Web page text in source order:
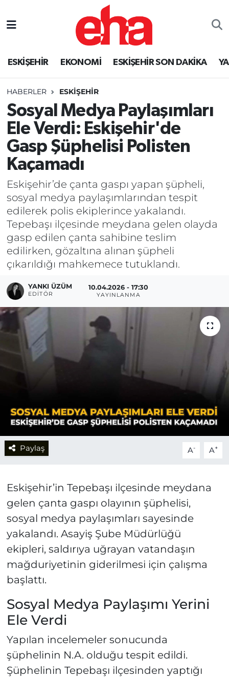
ESKİŞEHİR EKONOMİ ESKİŞEHİR SON DAKİKA
HABERLER ESKİŞEHİR
Sosyal Medya Paylaşımları
Ele Verdi: Eskişehir'de
Gasp Şüphelisi Polisten
Kaçamadı
Eskişehir’de çanta gaspı yapan şüpheli,
sosyal medya paylaşımlarından tespit
edilerek polis ekiplerince yakalandı.
Tepebaşı ilçesinde meydana gelen olayda
gasp edilen çanta sahibine teslim
edilirken, gözaltına alınan şüpheli
çıkarıldığı mahkemece tutuklandı.
YANKI ÜZÜM
EDITÖR
10.04.2026 - 17:30
YAYINLANMA
Paylaş A- A+
Eskişehir’in Tepebaşı ilçesinde meydana
gelen çanta gaspı olayının şüphelisi,
sosyal medya paylaşımları sayesinde
yakalandı. Asayiş Şube Müdürlüğü
ekipleri, saldırıya uğrayan vatandaşın
mağduriyetinin giderilmesi için çalışma
başlattı.
Sosyal Medya Paylaşımı Yerini
Ele Verdi
Yapılan incelemeler sonucunda
şüphelinin N.A. olduğu tespit edildi.
Şüphelinin Tepebaşı ilçesinden yaptığı